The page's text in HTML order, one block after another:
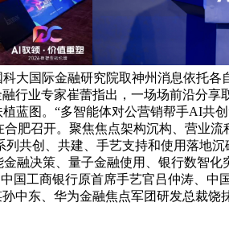
国际金融研究院取神州消息依托各
行业专家崔蕾指出，一场场前沿分
蓝图。“多智能体对公营销帮手AI共
肥召开。聚焦焦点架构沉构、营业
共创、共建、手艺支持和使用落地
融决策、量子金融使用、银行数智
国工商银行原首席手艺官吕仲涛、中
东、华为金融焦点军团研发总裁饶